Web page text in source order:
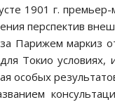
1901 г.
перспектив
Парижем маркиз
Токио
особых